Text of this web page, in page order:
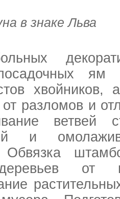
в знаке Льва
разломов и
ветвей
и
Обвязка
от